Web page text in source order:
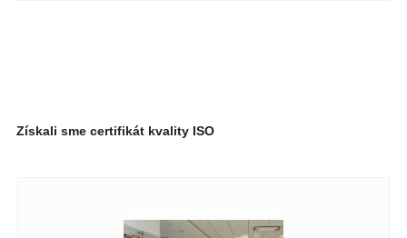
Získali sme certifikát kvality ISO